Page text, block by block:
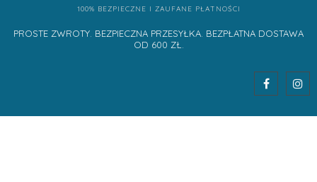
100% BEZPIECZNE I ZAUFANE PŁATNOŚCI
PROSTE ZWROTY. BEZPIECZNA PRZESYŁKA. BEZPŁATNA DOSTAWA
OD 600 ZŁ.